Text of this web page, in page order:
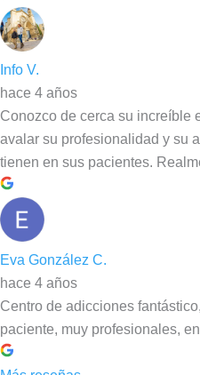
Info V.
hace 4 años
Conozco de cerca su increíble
avalar su profesionalidad y su
tienen en sus pacientes.
Eva González C.
hace 4 años
Centro de adicciones
paciente, muy profesionales,